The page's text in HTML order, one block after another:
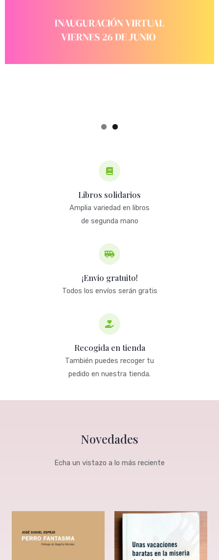
Libros solidarios
Amplia variedad en libros
de segunda mano
¡Envio gratuito!
Todos los envíos serán gratis
Recogida en tienda
También puedes recoger tu
pedido en nuestra tienda.
Novedades
Echa un vistazo a lo más reciente